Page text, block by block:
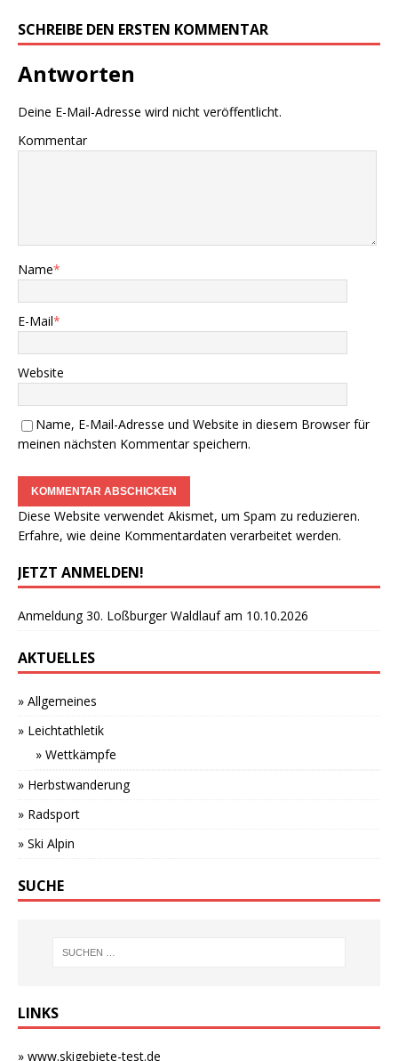
SCHREIBE DEN ERSTEN KOMMENTAR
Antworten
Deine E-Mail-Adresse wird nicht veröffentlicht.
Kommentar
Name*
E-Mail*
Website
Name, E-Mail-Adresse und Website in diesem Browser für
meinen nächsten Kommentar speichern.
Diese Website verwendet Akismet, um Spam zu reduzieren.
Erfahre, wie deine Kommentardaten verarbeitet werden.
JETZT ANMELDEN!
Anmeldung 30. Loßburger Waldlauf am 10.10.2026
AKTUELLES
» Allgemeines
» Leichtathletik
» Wettkämpfe
» Herbstwanderung
» Radsport
» Ski Alpin
SUCHE
LINKS
» www.skigebiete-test.de